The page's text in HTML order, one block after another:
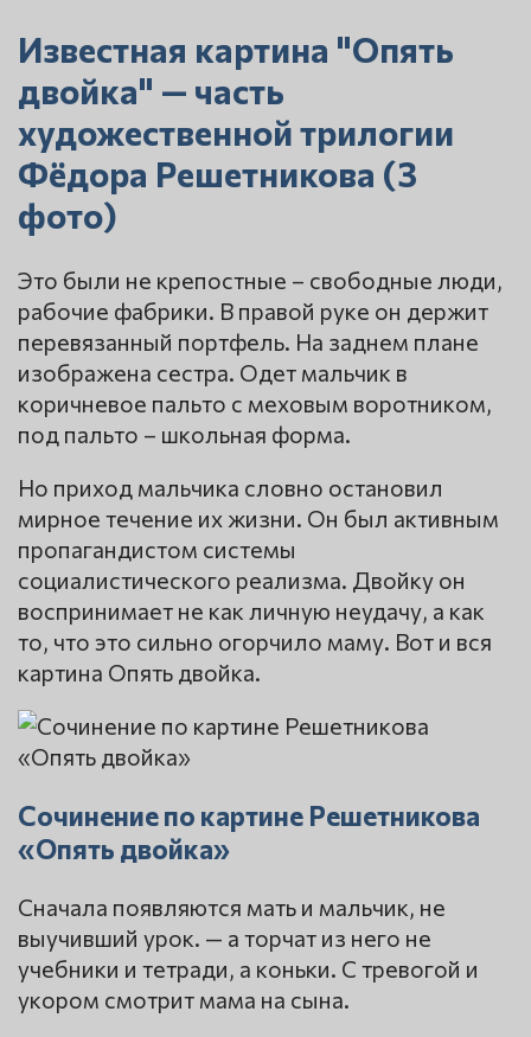
Известная картина "Опять
двойка" — часть
художественной трилогии
Фёдора Решетникова (3
фото)
Это были не крепостные – свободные люди,
рабочие фабрики. В правой руке он держит
перевязанный портфель. На заднем плане
изображена сестра. Одет мальчик в
коричневое пальто с меховым воротником,
под пальто – школьная форма.
Но приход мальчика словно остановил
мирное течение их жизни. Он был активным
пропагандистом системы
социалистического реализма. Двойку он
воспринимает не как личную неудачу, а как
то, что это сильно огорчило маму. Вот и вся
картина Опять двойка.
Сочинение по картине Решетникова
«Опять двойка»
Сначала появляются мать и мальчик, не
выучивший урок. — а торчат из него не
учебники и тетради, а коньки. С тревогой и
укором смотрит мама на сына.